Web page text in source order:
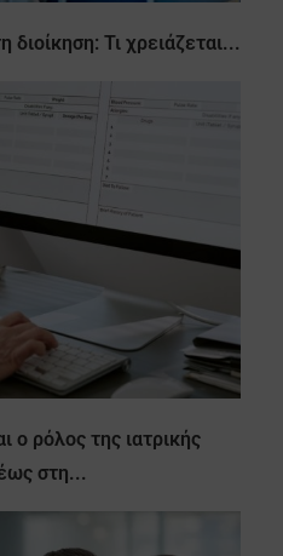
διοίκηση: Τι χρειάζεται...
ο ρόλος της ιατρικής
στη...